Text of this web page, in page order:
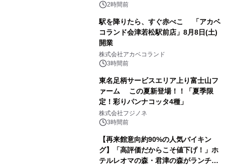
ネムネ～大作戦！」始動
2時間前
駅を降りたら、すぐ赤べこ 「アカベ
コランド会津若松駅前店」8月8日(土)
開業
株式会社アカベコランド
3時間前
東名足柄サービスエリア上り富士山フ
ァーム この夏新登場！！「夏季限
定！彩りパンナコッタ4種」
株式会社フジノネ
3時間前
【再来館意向約90%の人気バイキン
グ】「高評価だからこそ値下げ！」ホ
テルレオマの森・君津の森がランチバ